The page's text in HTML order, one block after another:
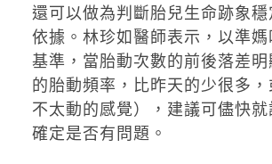
還可以做為判斷胎兒生命跡象
依據。林珍如醫師表示，以準
基準，當胎動次數的前後落差
的胎動頻率，比昨天的少很多
不太動的感覺），建議可儘快就
確定是否有問題。